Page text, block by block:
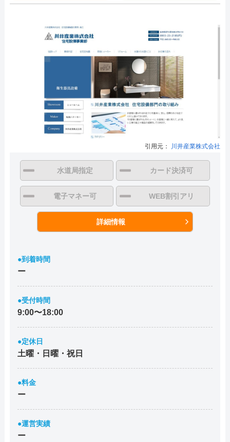
引用元： 川井産業株式会社
水道局指定 カード決済可
電子マネー可 WEB割引アリ
詳細情報
●到着時間
ー
●受付時間
9:00〜18:00
●定休日
土曜・日曜・祝日
●料金
ー
●運営実績
ー